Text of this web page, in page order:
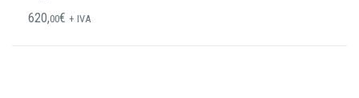
620,00€ + IVA